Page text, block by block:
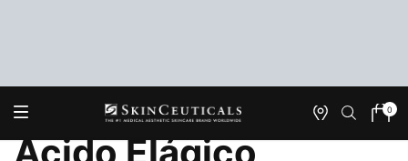
Onde
Meu
0
0
Main content
Ácido Elágico